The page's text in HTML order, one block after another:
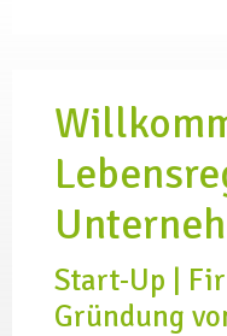
Start-Up |
Gründung